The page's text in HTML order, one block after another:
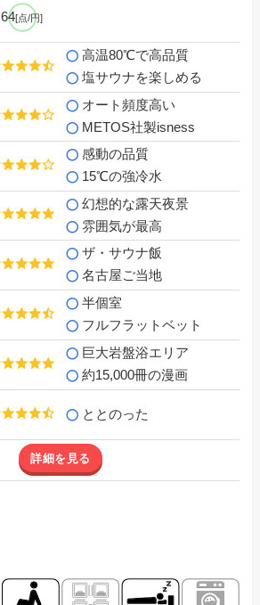
64[点/円]
高温80℃で高品質
塩サウナを楽しめる
オート頻度高い
METOS社製isness
感動の品質
15℃の強冷水
幻想的な露天夜景
雰囲気が最高
ザ・サウナ飯
名古屋ご当地
半個室
フルフラットベット
巨大岩盤浴エリア
約15,000冊の漫画
ととのった
詳細を見る